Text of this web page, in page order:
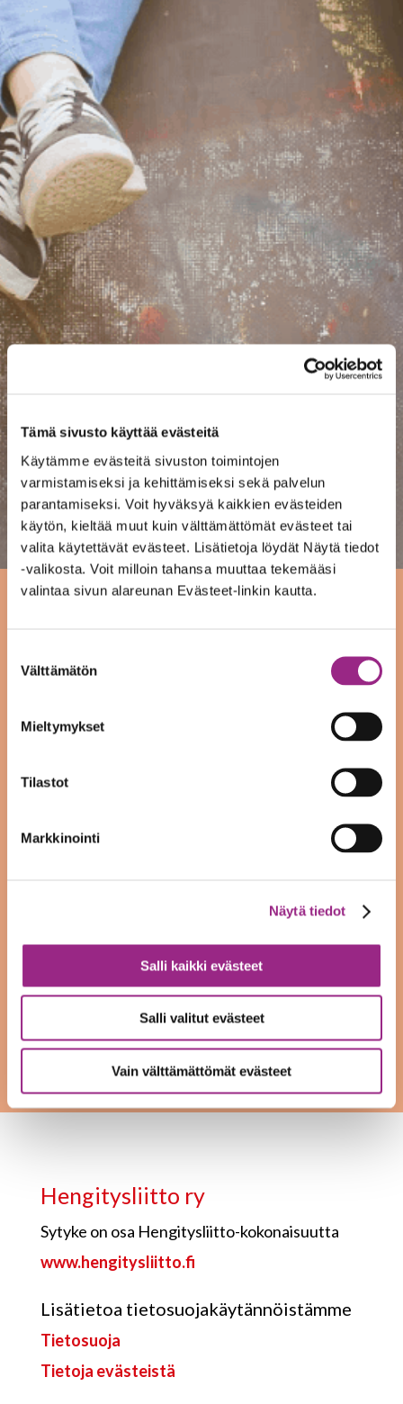
Tämä sivusto käyttää evästeitä
Käytämme evästeitä sivuston toimintojen
varmistamiseksi ja kehittämiseksi sekä palvelun
parantamiseksi. Voit hyväksyä kaikkien evästeiden
käytön, kieltää muut kuin välttämättömät evästeet tai
valita käytettävät evästeet. Lisätietoja löydät Näytä tiedot
-valikosta. Voit milloin tahansa muuttaa tekemääsi
valintaa sivun alareunan Evästeet-linkin kautta.
valinta
Välttämätön
Mieltymykset
Tilastot
Markkinointi
Näytä tiedot
Salli kaikki evästeet
Salli valitut evästeet
Vain välttämättömät evästeet
Työkyvyn arviointi on tarkoitettu niille henkilöille,
tarvetta arvioida työ- ja toimintakykyä tai
kuntoutusohjaaja, lääkäri sekä psykologi tai
sopimus asiakkaan kotikunnan kanssa.
kuntoutuspäällikkö Heli Keränen
044 0910 725
Hengitysliitto ry
Sytyke on osa Hengitysliitto-kokonaisuutta
www.hengitysliitto.fi
Lisätietoa tietosuojakäytännöistämme
Tietosuoja
Tietoja evästeistä